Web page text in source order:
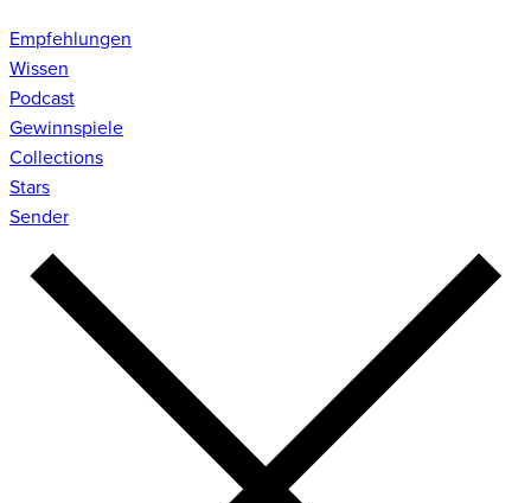
Empfehlungen
Wissen
Podcast
Gewinnspiele
Collections
Stars
Sender